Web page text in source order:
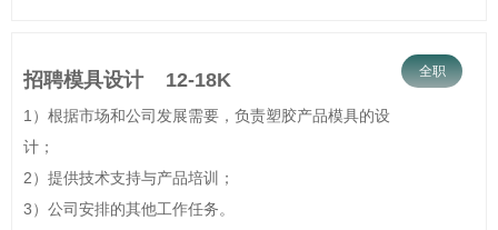
招聘模具设计 12-18K
1）根据市场和公司发展需要，负责塑胶产品模具的设
计；
2）提供技术支持与产品培训；
3）公司安排的其他工作任务。
全职